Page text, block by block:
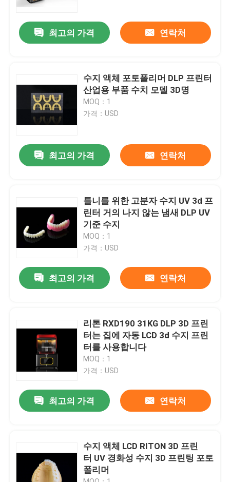
회사 소개
접촉
제품 소개
치아 금속 3D 프린터
DLMS 3D 프린터
감광성 수지
최고의 가격 연락처
수지 액체 포토폴리머 DLP 프린터
산업용 부품 수치 모델 3D명
MOQ：1
가격：USD
최고의 가격 연락처
틀니를 위한 고분자 수지 UV 3d 프
린터 거의 나지 않는 냄새 DLP UV
기준 수지
MOQ：1
가격：USD
최고의 가격 연락처
리톤 RXD190 31KG DLP 3D 프린
터는 집에 자동 LCD 3d 수지 프린
터를 사용합니다
MOQ：1
가격：USD
최고의 가격 연락처
수지 액체 LCD RITON 3D 프린
터 UV 경화성 수지 3D 프린팅 포토
폴리머